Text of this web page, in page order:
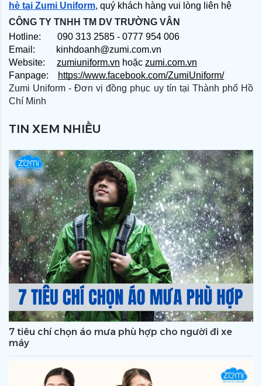
TIN XEM NHIỀU
7 tiêu chí chọn áo mưa phù hợp cho người đi xe
máy
hè tại Zumi Uniform, quý khách hàng vui lòng liên hệ
CÔNG TY TNHH TM DV TRƯỜNG VÂN
Hotline: 090 313 2585 - 0777 954 006
Email: kinhdoanh@zumi.com.vn
Website:
zumiuniform.vn hoặc zumi.com.vn
Fanpage:
https://www.facebook.com/ZumiUniform/
Zumi Uniform - Đơn vị đồng phục uy tín tại Thành phố Hồ
Chí Minh